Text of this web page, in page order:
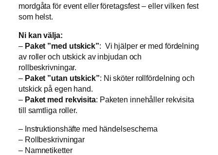
mordgåta för event eller företagsfest – eller vilken fest
som helst.
Ni kan välja:
– Paket ”med utskick”: Vi hjälper er med fördelning
av roller och utskick av inbjudan och
rollbeskrivningar.
– Paket ”utan utskick”: Ni sköter rollfördelning och
utskick på egen hand.
– Paket med rekvisita: Paketen innehåller rekvisita
till samtliga roller.
– Instruktionshäfte med händelseschema
– Rollbeskrivningar
– Namnetiketter